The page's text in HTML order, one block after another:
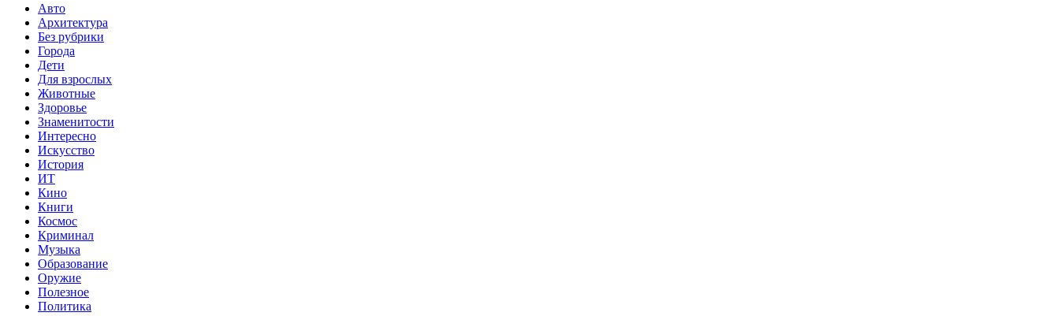
Авто
Архитектура
Без рубрики
Города
Дети
Для взрослых
Животные
Здоровье
Знаменитости
Интересно
Искусство
История
ИТ
Кино
Книги
Космос
Криминал
Музыка
Образование
Оружие
Полезное
Политика